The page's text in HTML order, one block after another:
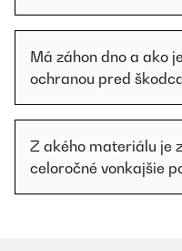
Má záhon dno a ako
ochranou pred
Z akého materiálu je
celoročné vonkajšie